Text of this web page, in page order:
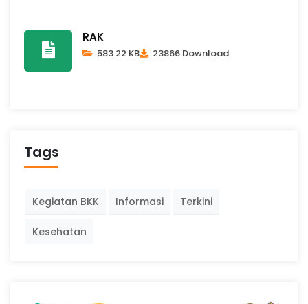
RAK
583.22 KB 23866 Download
Tags
Kegiatan BKK Informasi Terkini
Kesehatan